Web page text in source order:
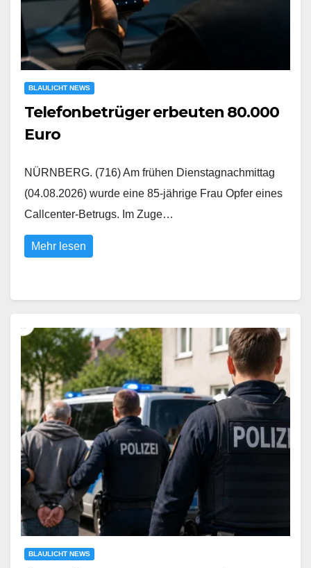
BLAULICHT NEWS
Telefonbetrüger erbeuten 80.000
Euro
NÜRNBERG. (716) Am frühen Dienstagnachmittag
(04.08.2026) wurde eine 85-jährige Frau Opfer eines
Callcenter-Betrugs. Im Zuge…
Mehr lesen
BLAULICHT NEWS